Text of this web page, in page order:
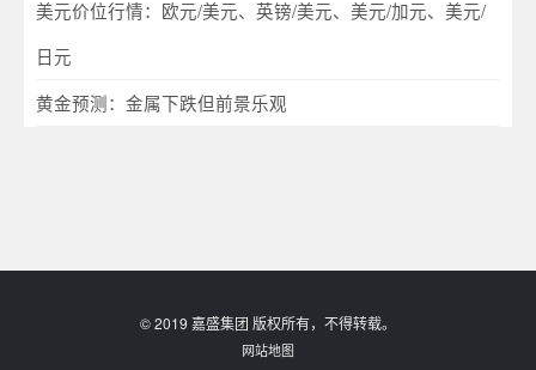
美元价位行情：欧元/美元、英镑/美元、美元/加元、美元/
日元
黄金预测：金属下跌但前景乐观
© 2019 嘉盛集团 版权所有，不得转载。
网站地图